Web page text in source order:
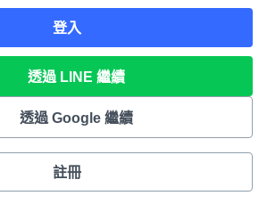
登入
透過 LINE 繼續
透過 Google 繼續
註冊